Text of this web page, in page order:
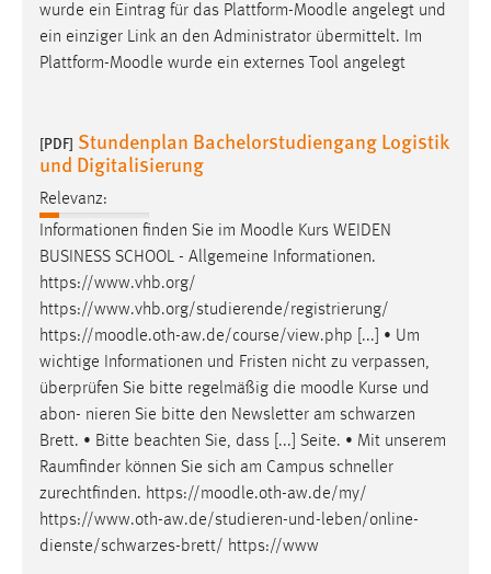
wurde ein Eintrag für das Plattform-Moodle angelegt und
ein einziger Link an den Administrator übermittelt. Im
Plattform-Moodle wurde ein externes Tool angelegt
[PDF] Stundenplan Bachelorstudiengang Logistik
und Digitalisierung
Relevanz:
Informationen finden Sie im Moodle Kurs WEIDEN
BUSINESS SCHOOL - Allgemeine Informationen.
https://www.vhb.org/
https://www.vhb.org/studierende/registrierung/
https://moodle.oth-aw.de/course/view.php [...] • Um
wichtige Informationen und Fristen nicht zu verpassen,
überprüfen Sie bitte regelmäßig die moodle Kurse und
abon- nieren Sie bitte den Newsletter am schwarzen
Brett. • Bitte beachten Sie, dass [...] Seite. • Mit unserem
Raumfinder können Sie sich am Campus schneller
zurechtfinden. https://moodle.oth-aw.de/my/
https://www.oth-aw.de/studieren-und-leben/online-
dienste/schwarzes-brett/ https://www